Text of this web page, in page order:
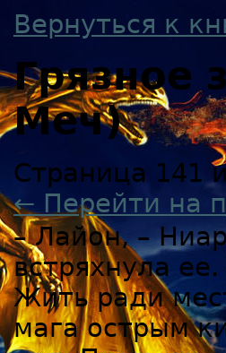
Вернуться к
Грязное
Меч)
Страница 141
← Перейти на
– Лайон, –
встряхнула
Жить ради
мага острым